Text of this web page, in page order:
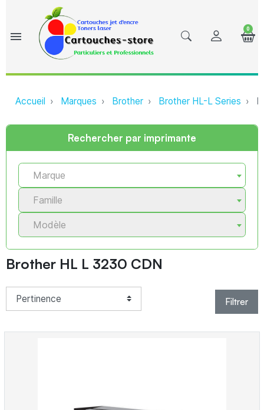
menu
0
Accueil Marques Brother Brother HL-L Series
Rechercher par imprimante
Marque
Famille
Modèle
Brother HL L 3230 CDN
Filtrer